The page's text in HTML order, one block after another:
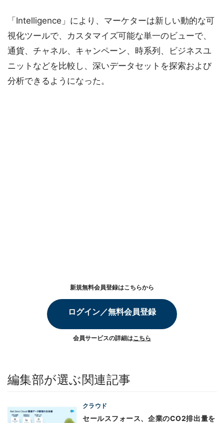
「Intelligence」により、マーケターは新しい動的な可
視化ツールで、カスタマイズ可能な単一のビューで、
通貨、チャネル、キャンペーン、時系列、ビジネスユ
ニットなどを比較し、深いデータセットを探索および
分析できるようになった。
新規無料会員登録はこちらから
ログイン／無料会員登録
会員サービスの詳細はこちら
編集部が選ぶ関連記事
クラウド
セールスフォース、企業のCO2排出量を